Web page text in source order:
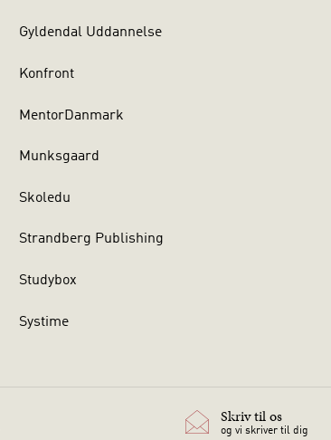
Gyldendal Uddannelse
Konfront
MentorDanmark
Munksgaard
Skoledu
Strandberg Publishing
Studybox
Systime
Skriv til os
og vi skriver til dig